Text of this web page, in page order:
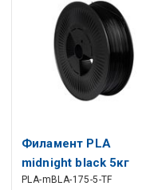
Филамент PLA
midnight black 5кг
Филамент от Spectrum
PLA-mBLA-175-5-TF